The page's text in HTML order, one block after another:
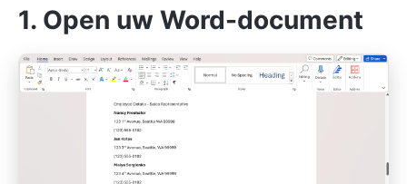
1. Open uw Word-document